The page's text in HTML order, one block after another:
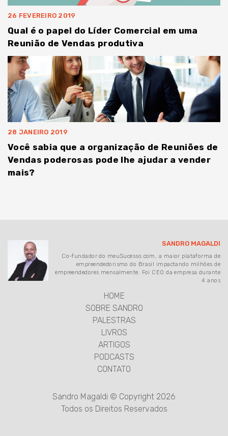
26 FEVEREIRO 2019
Qual é o papel do Líder Comercial em uma
Reunião de Vendas produtiva
28 JANEIRO 2019
Você sabia que a organização de Reuniões de
Vendas poderosas pode lhe ajudar a vender
mais?
SANDRO MAGALDI
Co-fundador do meuSucesso.com, a maior plataforma de
empreendedorismo do Brasil impactando milhões de
empreendedores mensalmente. Foi CEO da empresa durante
4 anos
HOME
SOBRE SANDRO
PALESTRAS
LIVROS
ARTIGOS
PODCASTS
CONTATO
Sandro Magaldi © Copyright 2026
Todos os Direitos Reservados